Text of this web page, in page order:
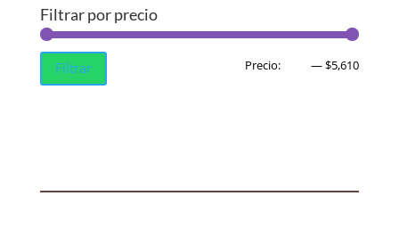
Filtrar por precio
Precio
Precio
Filtrar Precio: —$5,610